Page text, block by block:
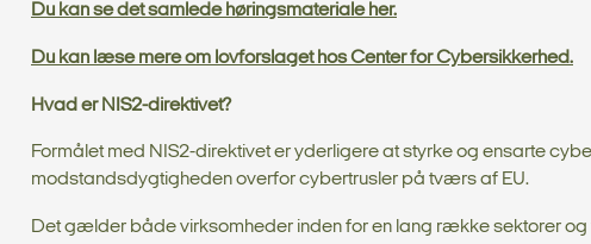
Du kan se det samlede høringsmateriale her.
Du kan læse mere om lovforslaget hos Center for Cybersikkerhed.
Hvad er NIS2-direktivet?
Formålet med NIS2-direktivet er yderligere at styrke og ensarte
modstandsdygtigheden overfor cybertrusler på tværs af EU.
Det gælder både virksomheder inden for en lang række sektorer og